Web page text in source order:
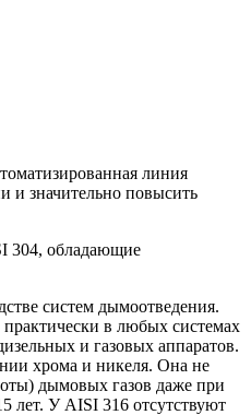
линия
и значительно повысить
304, обладающие
систем дымоотведения.
в любых системах
и газовых аппаратов.
хрома и никеля. Она не
дымовых газов даже при
лет. У AISI 316 отсутствуют